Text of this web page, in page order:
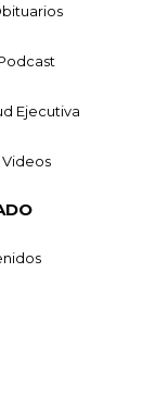
Ejecutiva
Videos